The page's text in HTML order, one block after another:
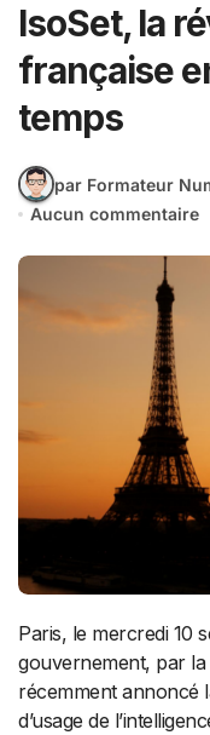
IsoSet, la
française
temps
par Formateur
Aucun commentaire
Paris, le mercredi 10 septembre 2025 – Alors que le
gouvernement, par la
récemment annoncé
d’usage de